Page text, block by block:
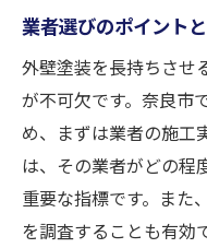
業者選びのポイント
外壁塗装を長持ちさせ
が不可欠です。奈良市
め、まずは業者の施工
は、その業者がどの程
重要な指標です。また
を調査することも有効